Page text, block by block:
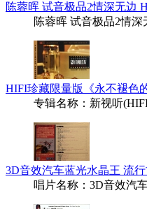
陈蓉晖 试音极品2情深无边
陈蓉晖 试音极品2情
HIFI珍藏限量版《永不褪色
专辑名称：新视听
3D音效汽车蓝光水晶王 流
唱片名称：3D音效汽